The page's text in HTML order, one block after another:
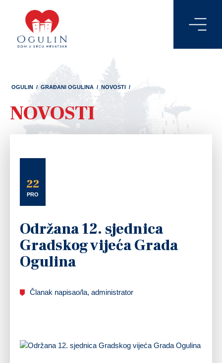
OGULIN / GRAĐANI OGULINA / NOVOSTI /
NOVOSTI
22
PRO
Održana 12. sjednica
Gradskog vijeća Grada
Ogulina
Članak napisao/la, administrator